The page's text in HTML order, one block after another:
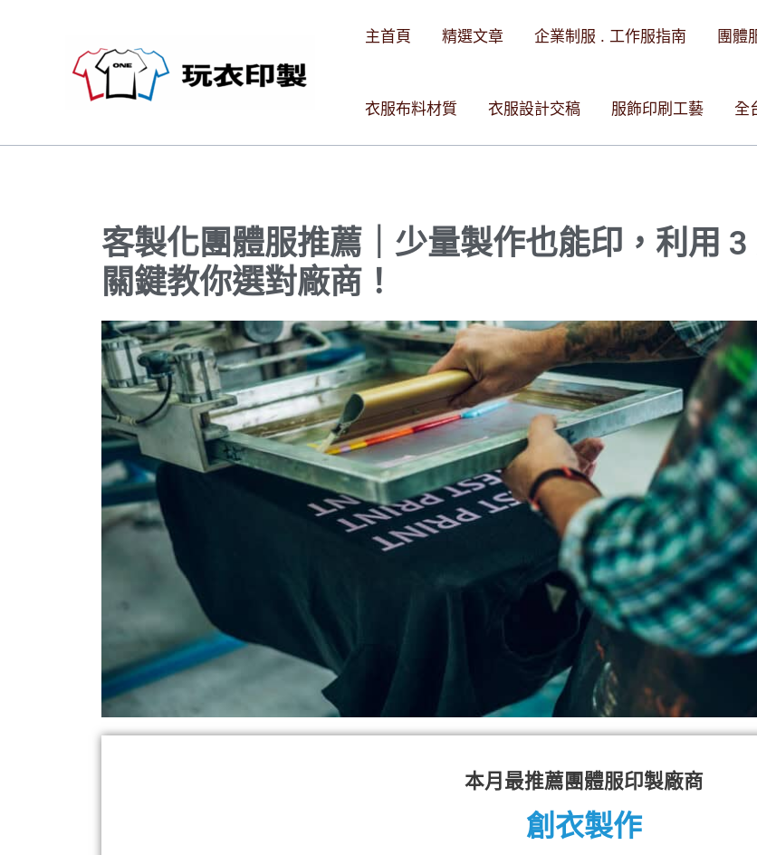
容
主首頁 精選文章 企業制服 . 工作服指南 團體
衣服布料材質 衣服設計交稿 服飾印刷工藝 全
客製化團體服推薦｜少量製作也能印，利用 3
關鍵教你選對廠商！
本月最推薦團體服印製廠商
創衣製作